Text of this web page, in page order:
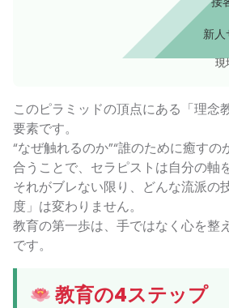
新
現
このピラミッドの頂点にある「理念
要素です。
“なぜ触れるのか”“誰のために癒すの
合うことで、セラピストは自分の軸
それがブレない限り、どんな流派の
度」は変わりません。
教育の第一歩は、手ではなく心を整
です。
教育の4ステップ